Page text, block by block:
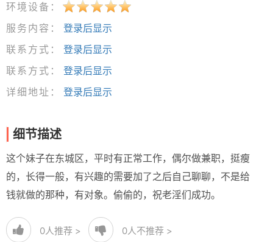
环境设备：
服务内容：
登录后显示
联系方式：
登录后显示
联系方式：
登录后显示
详细地址：
登录后显示
细节描述
这个妹子在东城区，平时有正常工作，偶尔做兼职，挺瘦
的，长得一般，有兴趣的需要加了之后自己聊聊，不是给
钱就做的那种，有对象。偷偷的，祝老淫们成功。
0人推荐 > 0人不推荐 >